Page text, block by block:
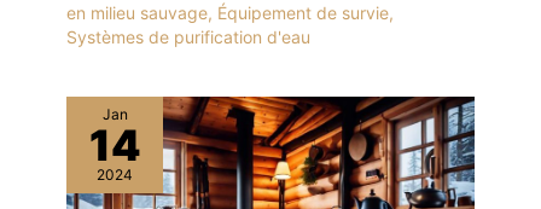
en milieu sauvage, Équipement de survie,
Systèmes de purification d'eau
Jan
14
2024